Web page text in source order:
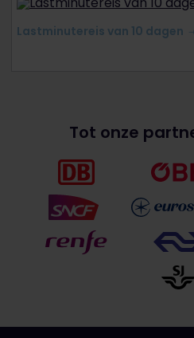
Lastminutereis van 10 dagen
Tot onze